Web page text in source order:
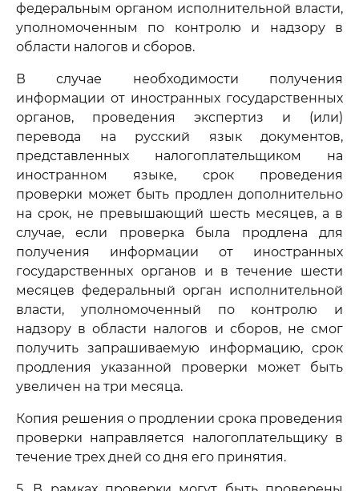
федеральным органом исполнительной власти,
уполномоченным по контролю и надзору в
области налогов и сборов.
В случае необходимости получения
информации от иностранных государственных
органов, проведения экспертиз и (или)
перевода на русский язык документов,
представленных налогоплательщиком на
иностранном языке, срок проведения
проверки может быть продлен дополнительно
на срок, не превышающий шесть месяцев, а в
случае, если проверка была продлена для
получения информации от иностранных
государственных органов и в течение шести
месяцев федеральный орган исполнительной
власти, уполномоченный по контролю и
надзору в области налогов и сборов, не смог
получить запрашиваемую информацию, срок
продления указанной проверки может быть
увеличен на три месяца.
Копия решения о продлении срока проведения
проверки направляется налогоплательщику в
течение трех дней со дня его принятия.